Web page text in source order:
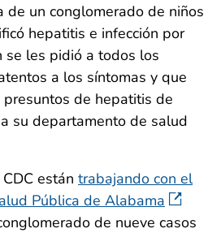
de un conglomerado de niños
hepatitis e infección por
se les pidió a todos los
a los síntomas y que
de hepatitis de
su departamento de salud
están trabajando con el
Pública de Alabama
de nueve casos